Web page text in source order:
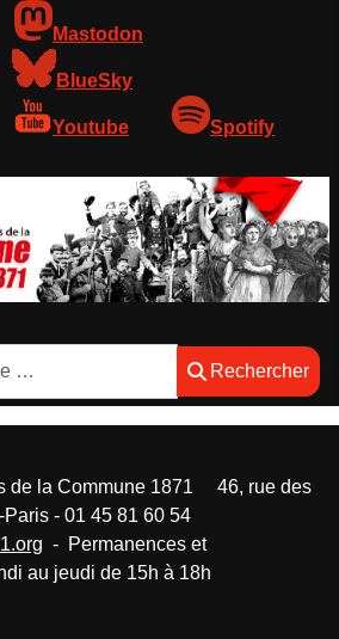
Mastodon
BlueSky
Youtube Spotify
Rechercher
de la Commune 1871 46, rue des
- 01 45 81 60 54
- Permanences et
au jeudi de 15h à 18h